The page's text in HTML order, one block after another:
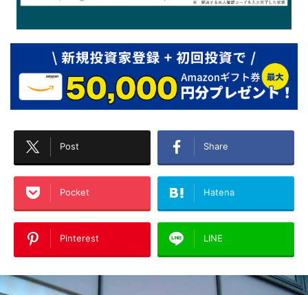
Post Share
Pocket Hatena
Pinterest LINE